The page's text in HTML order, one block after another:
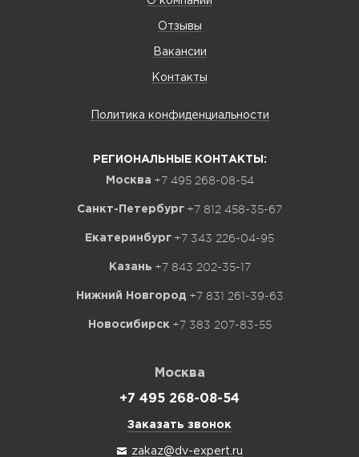
Отзывы
Вакансии
Контакты
Политика конфиденциальности
РЕГИОНАЛЬНЫЕ КОНТАКТЫ:
Москва +7 495 268-08-54
Санкт-Петербург +7 812 458-35-67
Екатеринбург +7 343 226-04-95
Казань +7 843 202-35-17
Нижний Новгород +7 831 261-39-63
Новосибирск +7 383 207-83-55
Москва
+7 495 268-08-54
Заказать звонок
zakaz@dv-expert.ru